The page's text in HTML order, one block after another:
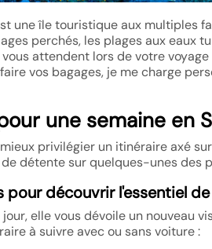
une île touristique aux multiples
perchés, les plages aux eaux
attendent lors de votre
vos bagages, je me charge
une semaine en
privilégier un itinéraire axé
détente sur quelques-unes des
découvrir l'essentiel de
elle vous dévoile un nouveau
à suivre avec ou sans voiture :